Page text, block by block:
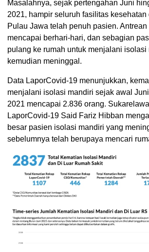
Masalahnya, sejak pertengahan Juni
2021, hampir seluruh fasilitas kesehatan
Pulau Jawa telah penuh pasien.
mencapai berhari-hari, dan sebagian
pulang ke rumah untuk menjalani isolasi
kemudian meninggal.
Data LaporCovid-19 menunjukkan,
menjalani isolasi mandiri sejak awal
2021 mencapai 2.836 orang.
LaporCovid-19 Said Fariz Hibban
besar pasien isolasi mandiri yang
sebelumnya telah berupaya mencari